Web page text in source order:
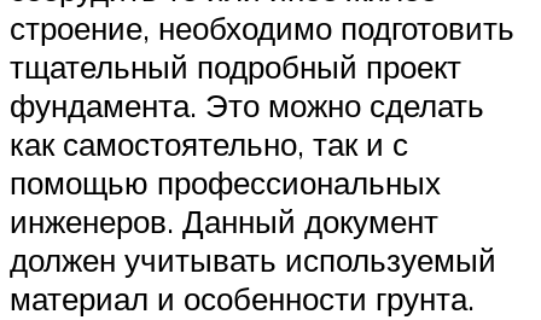
строение, необходимо подготовить
тщательный подробный проект
фундамента. Это можно сделать
как самостоятельно, так и с
помощью профессиональных
инженеров. Данный документ
должен учитывать используемый
материал и особенности грунта.